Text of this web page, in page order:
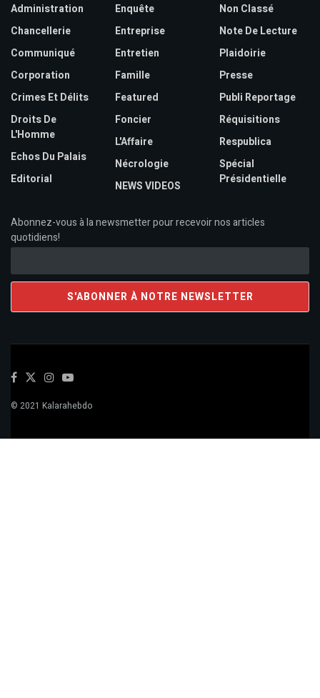
Administration
Chancellerie
Communiqué
Corporation
Crimes Et Délits
Droits De
L'Homme
Echos Du Palais
Editorial
Enquête
Entreprise
Entretien
Famille
Featured
Foncier
L'Affaire
Nécrologie
NEWS VIDEOS
Non Classé
Note De Lecture
Plaidoirie
Presse
Publi Reportage
Réquisitions
Respublica
Spécial
Présidentielle
Abonnez-vous à la newsmetter pour recevoir nos articles
quotidiens!
© 2021 Kalarahebdo